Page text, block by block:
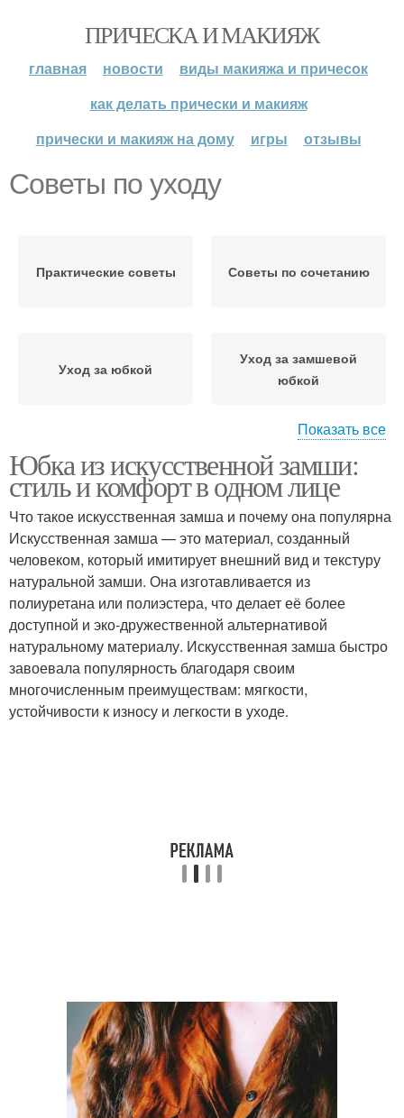
ПРИЧЕСКА И МАКИЯЖ
главная новости
виды макияжа и причесок
как делать прически и макияж
прически и макияж на дому
игры отзывы
Советы по уходу
Практические советы Советы по сочетанию
Уход за юбкой
Уход за замшевой
юбкой
Советы по выбору Эффективные советы
Советы для женской
красоты
Правильный уход
Уход за кожей Утренний уход
Советы для здорового
Советы по макияжу Средства для ухода
Показать все
Юбка из искусственной замши:
стиль и комфорт в одном лице
Что такое искусственная замша и почему она популярна
Искусственная замша — это материал, созданный
человеком, который имитирует внешний вид и текстуру
натуральной замши. Она изготавливается из
полиуретана или полиэстера, что делает её более
доступной и эко-дружественной альтернативой
натуральному материалу. Искусственная замша быстро
завоевала популярность благодаря своим
многочисленным преимуществам: мягкости,
устойчивости к износу и легкости в уходе.